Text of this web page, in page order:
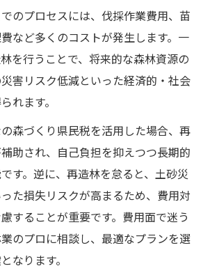
のプロセスには、伐採作業費用、苗
など多くのコストが発生します。一
を行うことで、将来的な森林資源の
害リスク低減といった経済的・社会
れます。
森づくり県民税を活用した場合、再
助され、自己負担を抑えつつ長期的
す。逆に、再造林を怠ると、土砂災
た損失リスクが高まるため、費用対
することが重要です。費用面で迷う
のプロに相談し、最適なプランを選
なります。